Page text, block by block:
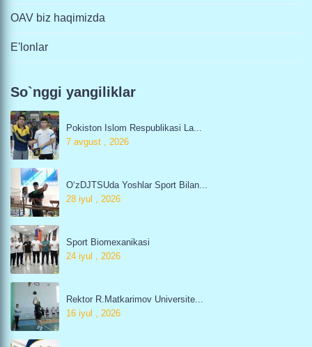
OAV biz haqimizda
E'lonlar
So`nggi yangiliklar
Pokiston Islom Respublikasi La...
7 avgust , 2026
O‘zDJTSUda Yoshlar Sport Bilan...
28 iyul , 2026
Sport Biomexanikasi
24 iyul , 2026
Rektor R.Matkarimov Universite...
16 iyul , 2026